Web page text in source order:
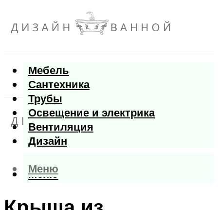
Мебель
Сантехника
Трубы
Освещение и электрика
Вентиляция
Дизайн
Меню
Меню